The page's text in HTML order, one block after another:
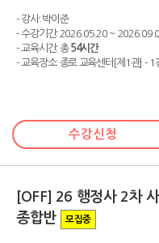
- 강사: 박이준
- 수강기간: 2026.05.20 ~
- 교육시간: 총54시간
- 교육장소: 종로 교육센터[제1관] - 1
수강신청
[OFF] 26 행정사 2차
종합반
모집중